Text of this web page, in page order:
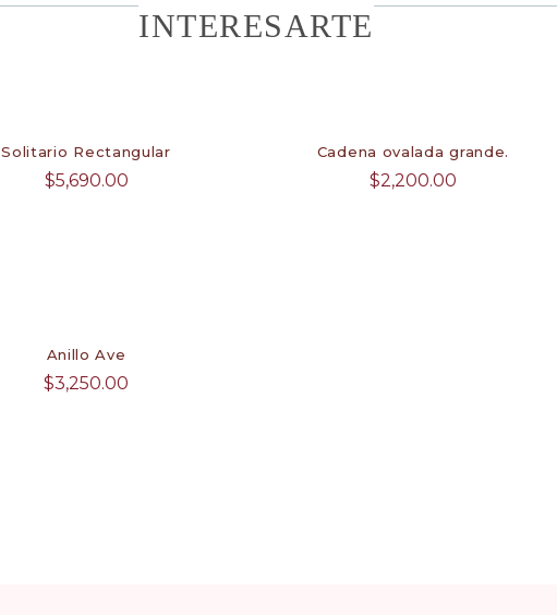
INTERESARTE
Solitario Rectangular
$5,690.00
Cadena ovalada grande.
$2,200.00
Anillo Ave
$3,250.00